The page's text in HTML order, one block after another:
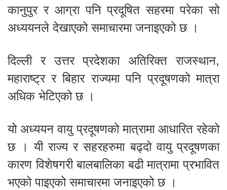
कानुपुर र आग्रा पनि प्रदूषित सहरमा परेका सो
अध्ययनले देखाएको समाचारमा जनाइएको छ ।
दिल्ली र उत्तर प्रदेशका अतिरिक्त राजस्थान,
महाराष्ट्र र बिहार राज्यमा पनि प्रदूषणको मात्रा
अधिक भेटिएको छ ।
यो अध्ययन वायु प्रदूषणको मात्रामा आधारित रहेको
छ । यी राज्य र सहरहरुमा बढ्दो वायु प्रदूषणका
कारण विशेषगरी बालबालिका बढी मात्रामा प्रभावित
भएको पाइएको समाचारमा जनाइएको छ ।